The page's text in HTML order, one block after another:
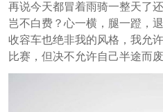
再说今天都冒着雨骑一整天了
岂不白费？心一横，腿一蹬，
收容车也绝非我的风格，我允
比赛，但决不允许自己半途而废